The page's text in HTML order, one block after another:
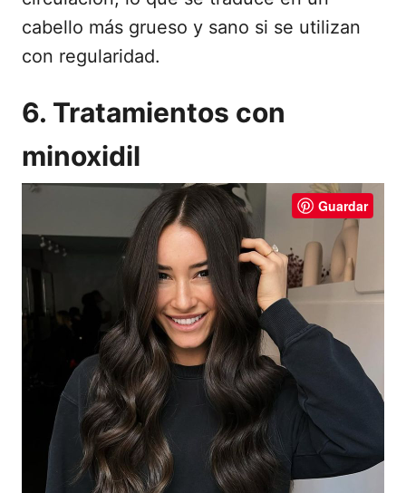
cabello más grueso y sano si se utilizan
con regularidad.
6. Tratamientos con
minoxidil
Guardar